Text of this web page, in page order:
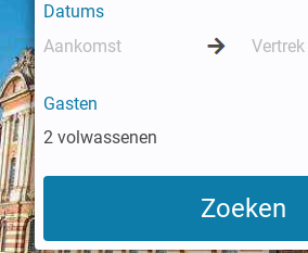
Datums
Gasten
2 volwassenen